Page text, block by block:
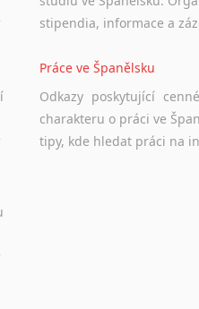
Práce ve Španělsku
Odkazy poskytující
charakteru o práci ve